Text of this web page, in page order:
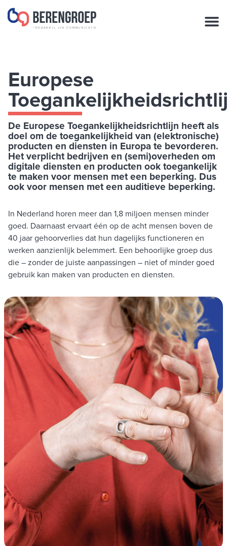
de
inhoud
Europese
De Europese Toegankelijkheidsrichtlijn heeft als
doel om de toegankelijkheid van (elektronische)
producten en diensten in Europa te bevorderen.
Het verplicht bedrijven en (semi)overheden om
digitale diensten en producten ook toegankelijk
te maken voor mensen met een beperking. Dus
ook voor mensen met een auditieve beperking.
In Nederland horen meer dan 1,8 miljoen mensen minder
goed. Daarnaast ervaart één op de acht mensen boven de
40 jaar gehoorverlies dat hun dagelijks functioneren en
werken aanzienlijk belemmert. Een behoorlijke groep dus
die – zonder de juiste aanpassingen – niet of minder goed
gebruik kan maken van producten en diensten.